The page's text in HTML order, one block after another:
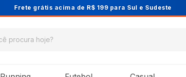
Cupom PRIMEIRA10 para 10% OFF na 1ª compra